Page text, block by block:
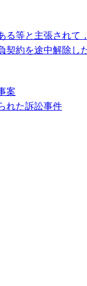
等と主張されて
約を途中解除
案
れた訴訟事件